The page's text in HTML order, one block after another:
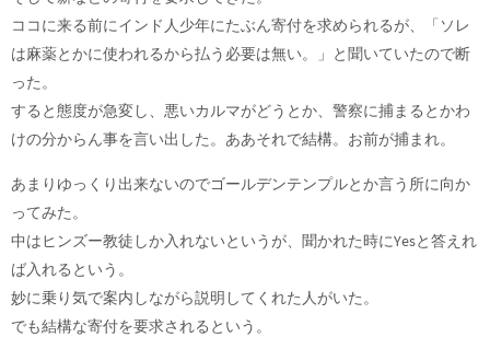
ココに来る前にインド人少年にたぶん寄付を求められるが、「ソレ
は麻薬とかに使われるから払う必要は無い。」と聞いていたので断
った。
すると態度が急変し、悪いカルマがどうとか、警察に捕まるとかわ
けの分からん事を言い出した。ああそれで結構。お前が捕まれ。
あまりゆっくり出来ないのでゴールデンテンプルとか言う所に向か
ってみた。
中はヒンズー教徒しか入れないというが、聞かれた時にYesと答えれ
ば入れるという。
妙に乗り気で案内しながら説明してくれた人がいた。
でも結構な寄付を要求されるという。